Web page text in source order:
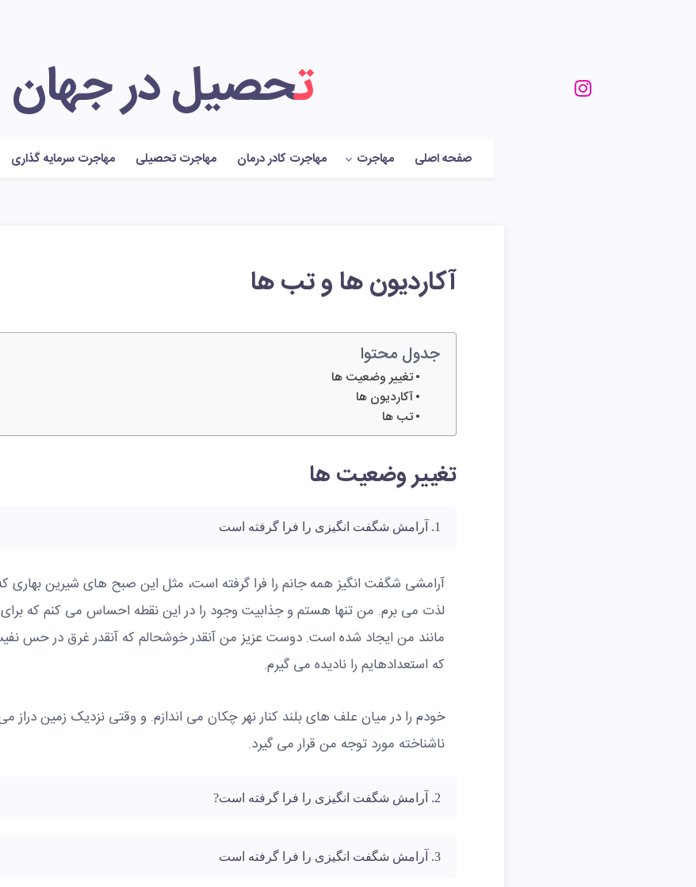
تحصیل در جهان
صفحه اصلی مهاجرت مهاجرت کادر درمان مهاجرت تحصیلی مهاجرت سرمایه گذاری
آکاردیون ها و تب ها
جدول محتوا
تغییر وضعیت ها
آکاردیون ها
تب ها
تغییر وضعیت ها
1. آرامش شگفت انگیزی را فرا گرفته است
آرامشی شگفت انگیز همه جانم را فرا گرفته است، مثل این صبح های شیرین بهاری
لذت می برم. من تنها هستم و جذابیت وجود را در این نقطه احساس می کنم که
مانند من ایجاد شده است. دوست عزیز من آنقدر خوشحالم که آنقدر غرق در حس
که استعدادهایم را نادیده می گیرم.
خودم را در میان علف های بلند کنار نهر چکان می اندازم. و وقتی نزدیک زمین دراز
ناشناخته مورد توجه من قرار می گیرد.
2. آرامش شگفت انگیزی را فرا گرفته است?
3. آرامش شگفت انگیزی را فرا گرفته است